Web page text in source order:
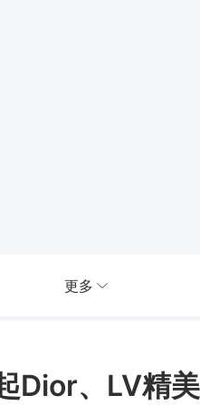
更多
Dior、LV精